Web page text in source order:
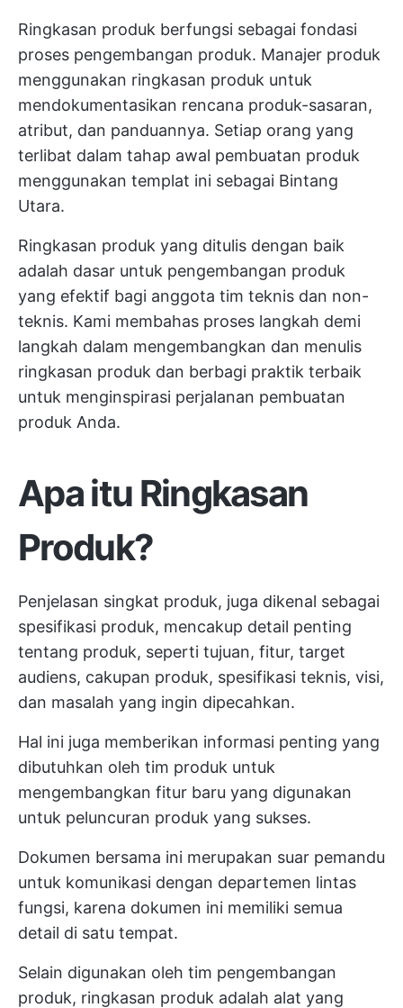
Ringkasan produk berfungsi sebagai fondasi
proses pengembangan produk. Manajer produk
menggunakan ringkasan produk untuk
mendokumentasikan rencana produk-sasaran,
atribut, dan panduannya. Setiap orang yang
terlibat dalam tahap awal pembuatan produk
menggunakan templat ini sebagai Bintang
Utara.
Ringkasan produk yang ditulis dengan baik
adalah dasar untuk pengembangan produk
yang efektif bagi anggota tim teknis dan non-
teknis. Kami membahas proses langkah demi
langkah dalam mengembangkan dan menulis
ringkasan produk dan berbagi praktik terbaik
untuk menginspirasi perjalanan pembuatan
produk Anda.
Apa itu Ringkasan
Produk?
Penjelasan singkat produk, juga dikenal sebagai
spesifikasi produk, mencakup detail penting
tentang produk, seperti tujuan, fitur, target
audiens, cakupan produk, spesifikasi teknis, visi,
dan masalah yang ingin dipecahkan.
Hal ini juga memberikan informasi penting yang
dibutuhkan oleh tim produk untuk
mengembangkan fitur baru yang digunakan
untuk peluncuran produk yang sukses.
Dokumen bersama ini merupakan suar pemandu
untuk komunikasi dengan departemen lintas
fungsi, karena dokumen ini memiliki semua
detail di satu tempat.
Selain digunakan oleh tim pengembangan
produk, ringkasan produk adalah alat yang